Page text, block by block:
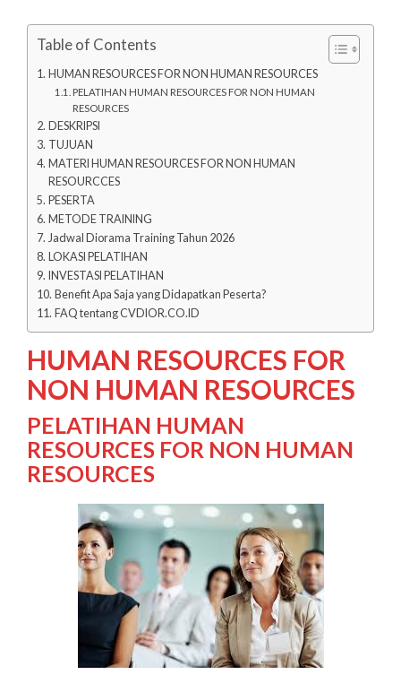
Table of Contents
HUMAN RESOURCES FOR NON HUMAN RESOURCES
PELATIHAN HUMAN RESOURCES FOR NON HUMAN
RESOURCES
DESKRIPSI
TUJUAN
MATERI HUMAN RESOURCES FOR NON HUMAN
RESOURCCES
PESERTA
METODE TRAINING
Jadwal Diorama Training Tahun 2026
LOKASI PELATIHAN
INVESTASI PELATIHAN
Benefit Apa Saja yang Didapatkan Peserta?
FAQ tentang CVDIOR.CO.ID
HUMAN RESOURCES FOR
NON HUMAN RESOURCES
PELATIHAN HUMAN
RESOURCES FOR NON HUMAN
RESOURCES